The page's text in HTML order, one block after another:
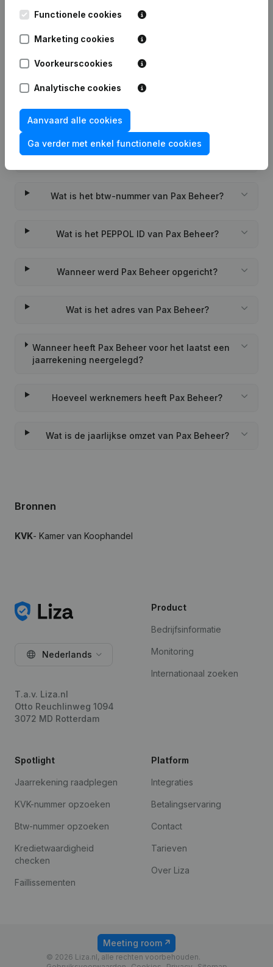
Eigen
vermogen
€1.336.266 €1.312.736
Veelgestelde vragen
Wat is het KVK-nummer van Pax Beheer?
Wat is het btw-nummer van Pax Beheer?
Wat is het PEPPOL ID van Pax Beheer?
Wanneer werd Pax Beheer opgericht?
Wat is het adres van Pax Beheer?
Wanneer heeft Pax Beheer voor het laatst een
jaarrekening neergelegd?
Hoeveel werknemers heeft Pax Beheer?
Wat is de jaarlijkse omzet van Pax Beheer?
Bronnen
KVK- Kamer van Koophandel
Functionele cookies
Marketing cookies
Voorkeurscookies
Analytische cookies
Aanvaard alle cookies
Ga verder met enkel functionele cookies
Nederlands
T.a.v. Liza.nl
Otto Reuchlinweg 1094
3072 MD Rotterdam
Product
Bedrijfsinformatie
Monitoring
Internationaal zoeken
Spotlight
Jaarrekening raadplegen
KVK-nummer opzoeken
Btw-nummer opzoeken
Kredietwaardigheid
checken
Faillissementen
Platform
Integraties
Betalingservaring
Contact
Tarieven
Over Liza
© 2026 Liza.nl, alle rechten voorbehouden.
Meeting room